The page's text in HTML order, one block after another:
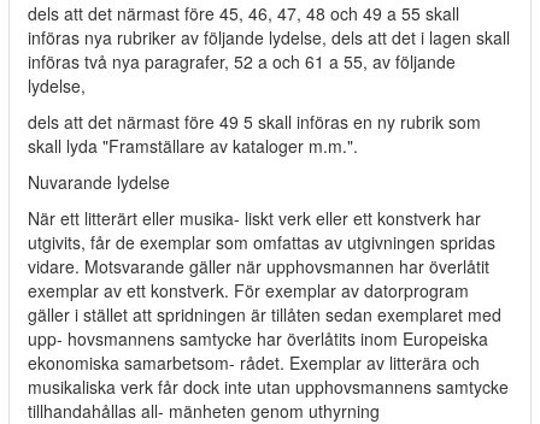
dels att det närmast före 45, 46, 47, 48 och 49 a 55 skall
införas nya rubriker av följande lydelse, dels att det i lagen skall
införas två nya paragrafer, 52 a och 61 a 55, av följande
lydelse,
dels att det närmast före 49 5 skall införas en ny rubrik som
skall lyda "Framställare av kataloger m.m.".
Nuvarande lydelse
När ett litterärt eller musika- liskt verk eller ett konstverk har
utgivits, får de exemplar som omfattas av utgivningen spridas
vidare. Motsvarande gäller när upphovsmannen har överlåtit
exemplar av ett konstverk. För exemplar av datorprogram
gäller i stället att spridningen är tillåten sedan exemplaret med
upp- hovsmannens samtycke har överlåtits inom Europeiska
ekonomiska samarbetsom- rådet. Exemplar av litterära och
musikaliska verk får dock inte utan upphovsmannens samtycke
tillhandahållas all- mänheten genom uthyrning